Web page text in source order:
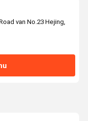
van No.23 Hejing,